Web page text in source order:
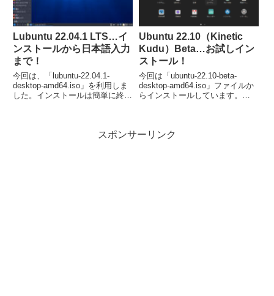
Lubuntu 22.04.1 LTS…イ
ンストールから日本語入力
まで！
今回は、「lubuntu-22.04.1-
desktop-amd64.iso」を利用しま
した。インストールは簡単に終了
Ubuntu 22.10（Kinetic
Kudu）Beta…お試しイン
ストール！
今回は「ubuntu-22.10-beta-
desktop-amd64.iso」ファイルか
らインストールしています。
スポンサーリンク